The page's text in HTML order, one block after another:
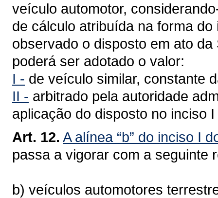
veículo automotor,
de cálculo atribuída na forma
observado o disposto em ato
poderá ser adotado o valor:
I - de veículo similar, constante
II - arbitrado pela autoridade
aplicação do disposto no inciso
Art. 12. A alínea “b” do inciso I
passa a vigorar com a seguinte
b) veículos automotores